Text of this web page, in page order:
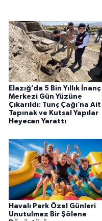
Elazığ’da 5 Bin Yıllık İnanç
Merkezi Gün Yüzüne
Çıkarıldı: Tunç Çağı’na Ait
Tapınak ve Kutsal Yapılar
Heyecan Yarattı
Havalı Park Özel Günleri
Unutulmaz Bir Şölene